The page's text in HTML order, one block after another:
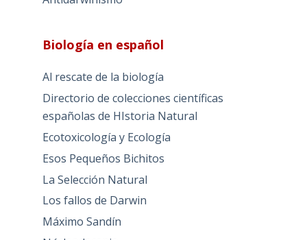
Biología en español
Al rescate de la biología
Directorio de colecciones científicas
españolas de HIstoria Natural
Ecotoxicología y Ecología
Esos Pequeños Bichitos
La Selección Natural
Los fallos de Darwin
Máximo Sandín